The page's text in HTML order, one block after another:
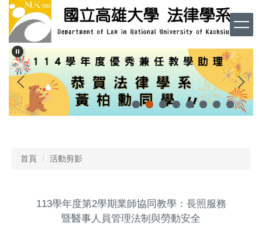
跳
主
要
內
容
首頁 活動剪影
113學年度第2學期業師協同教學：長照服務
暨醫事人員管理法制與勞動安全